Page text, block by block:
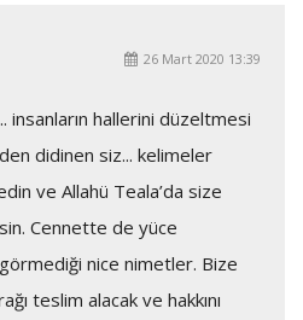
26 Mart 2020 13:39
insanların hallerini düzeltmesi
didinen siz... kelimeler
ve Allahü Teala’da size
Cennette de yüce
nice nimetler. Bize
teslim alacak ve hakkını